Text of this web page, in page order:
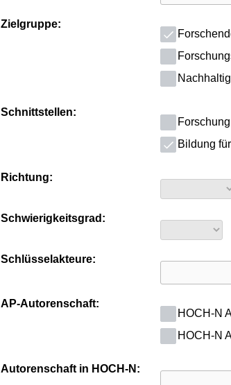
Zielgruppe:
Schnittstellen:
Forschung
Bildung
Richtung:
Schwierigkeitsgrad:
Schlüsselakteure:
AP-Autorenschaft:
HOCH-N
HOCH-N
Autorenschaft in HOCH-N: